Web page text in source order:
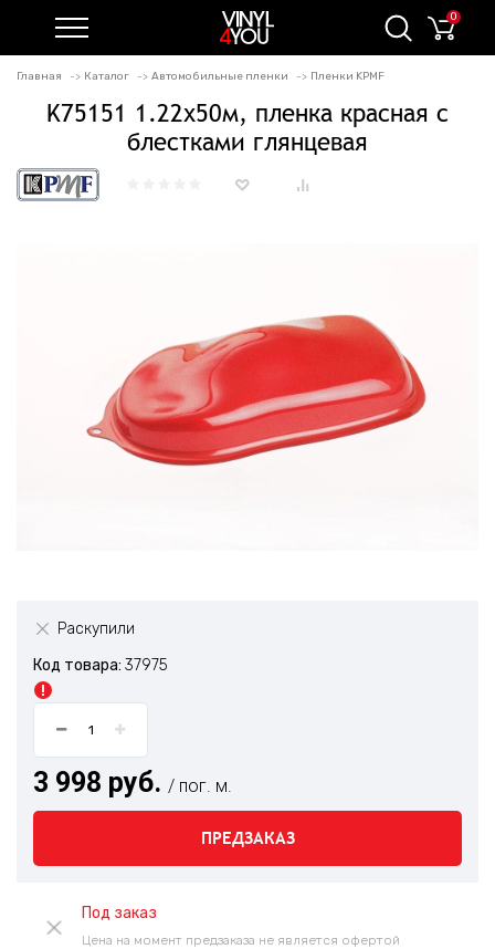
0
Главная Каталог Автомобильные пленки Пленки KPMF
K75151 1.22х50м, пленка красная с
блестками глянцевая
Раскупили
Код товара: 37975
3 998 руб. / пог. м.
ПРЕДЗАКАЗ
Под заказ
Цена на момент предзаказа не является офертой